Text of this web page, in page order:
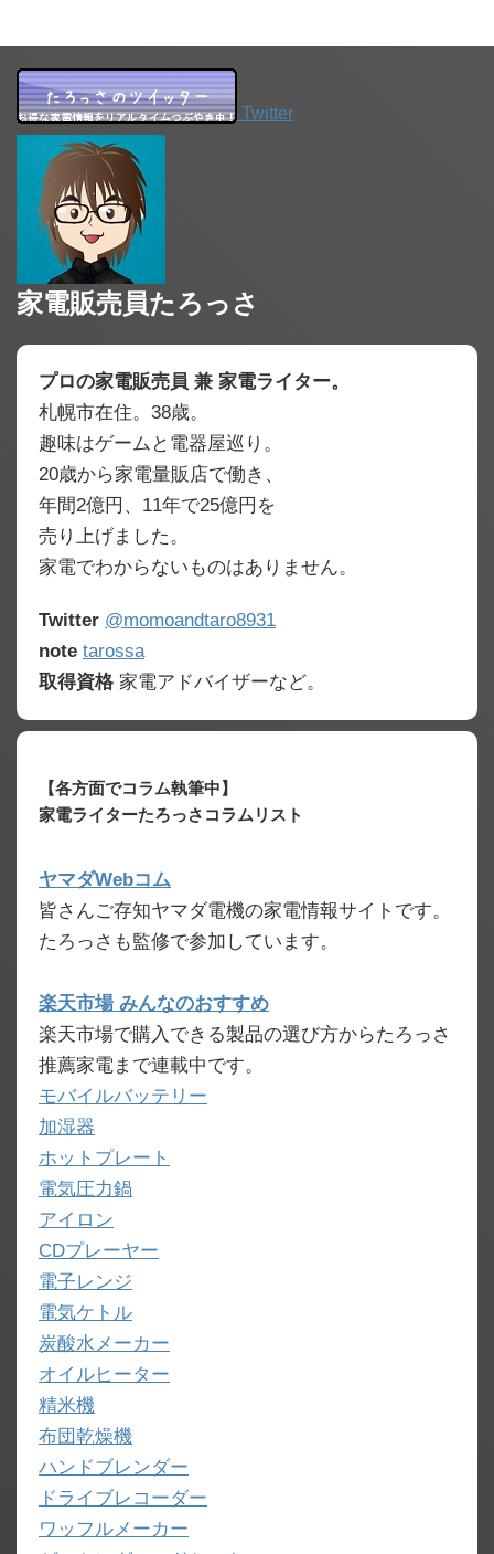
Twitter
家電販売員たろっさ
プロの家電販売員 兼 家電ライター。
札幌市在住。38歳。
趣味はゲームと電器屋巡り。
20歳から家電量販店で働き、
年間2億円、11年で25億円を
売り上げました。
家電でわからないものはありません。
Twitter @momoandtaro8931
note tarossa
取得資格 家電アドバイザーなど。
【各方面でコラム執筆中】
家電ライターたろっさコラムリスト
ヤマダWebコム
皆さんご存知ヤマダ電機の家電情報サイトです。
たろっさも監修で参加しています。
楽天市場 みんなのおすすめ
楽天市場で購入できる製品の選び方からたろっさ
推薦家電まで連載中です。
モバイルバッテリー
加湿器
ホットプレート
電気圧力鍋
アイロン
CDプレーヤー
電子レンジ
電気ケトル
炭酸水メーカー
オイルヒーター
精米機
布団乾燥機
ハンドブレンダー
ドライブレコーダー
ワッフルメーカー